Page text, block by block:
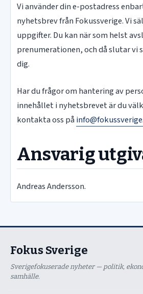
Vi använder din e-postadress
nyhetsbrev från Fokussverige. Vi
uppgifter. Du kan när som helst
prenumerationen, och då slutar vi
dig.
Har du frågor om hantering av
innehållet i nyhetsbrevet är du
kontakta oss på
Ansvarig
Andreas Andersson.
Fokus Sverige
Sverigefokuserade nyheter — politik,
samhälle.